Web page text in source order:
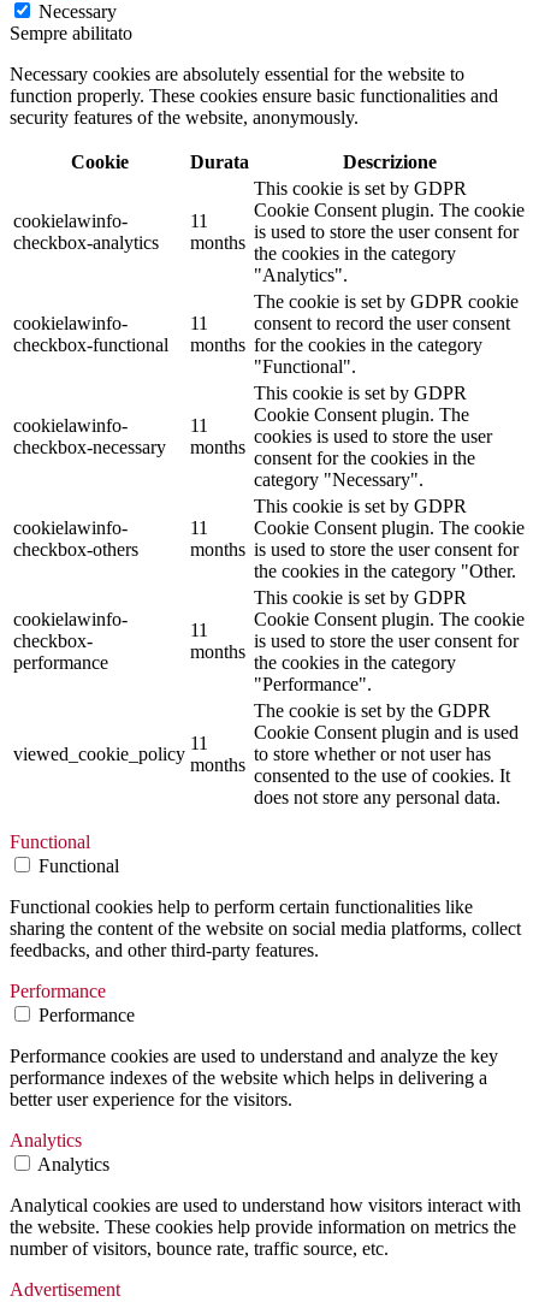
Necessary
Sempre abilitato
Necessary cookies are absolutely essential for the website to
function properly. These cookies ensure basic functionalities and
security features of the website, anonymously.
Cookie Durata Descrizione
cookielawinfo-
checkbox-analytics
11
months
This cookie is set by GDPR
Cookie Consent plugin. The cookie
is used to store the user consent for
the cookies in the category
"Analytics".
cookielawinfo-
checkbox-functional
11
months
The cookie is set by GDPR cookie
consent to record the user consent
for the cookies in the category
"Functional".
cookielawinfo-
checkbox-necessary
11
months
This cookie is set by GDPR
Cookie Consent plugin. The
cookies is used to store the user
consent for the cookies in the
category "Necessary".
cookielawinfo-
checkbox-others
11
months
This cookie is set by GDPR
Cookie Consent plugin. The cookie
is used to store the user consent for
the cookies in the category "Other.
cookielawinfo-
checkbox-
performance
11
months
This cookie is set by GDPR
Cookie Consent plugin. The cookie
is used to store the user consent for
the cookies in the category
"Performance".
viewed_cookie_policy
11
months
The cookie is set by the GDPR
Cookie Consent plugin and is used
to store whether or not user has
consented to the use of cookies. It
does not store any personal data.
Functional
Functional
Functional cookies help to perform certain functionalities like
sharing the content of the website on social media platforms, collect
feedbacks, and other third-party features.
Performance
Performance
Performance cookies are used to understand and analyze the key
performance indexes of the website which helps in delivering a
better user experience for the visitors.
Analytics
Analytics
Analytical cookies are used to understand how visitors interact with
the website. These cookies help provide information on metrics the
number of visitors, bounce rate, traffic source, etc.
Advertisement